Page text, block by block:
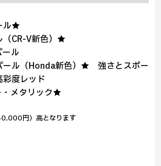
ル★
（CR-V新色）★
ル
ール（Honda新色）★ 強さとスポー
度レッド
・メタリック★
円）高となります